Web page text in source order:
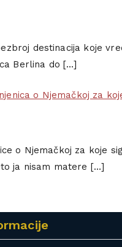
destinacija koje
Berlina do[…]
o Njemačkoj za
o Njemačkoj za koje
ja nisam matere […]